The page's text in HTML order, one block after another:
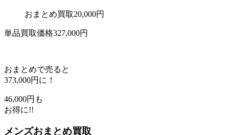
おまとめ買取20,000円
単品買取価格327,000円
おまとめで売ると
373,000円に！
46,000円も
お得に!!
メンズおまとめ買取